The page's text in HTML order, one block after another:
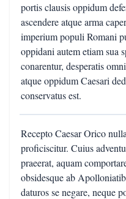
portis clausis oppidum
ascendere atque arma
imperium populi Romani
oppidani autem etiam sua
conarentur, desperatis
atque oppidum Caesari
conservatus est.
Recepto Caesar Orico
proficiscitur. Cuius
praeerat, aquam
obsidesque ab
daturos se negare, neque